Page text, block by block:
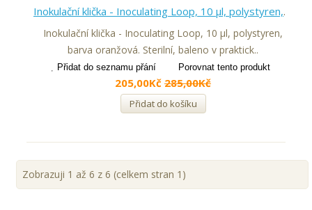
Inokulační klička - Inoculating Loop, 10 µl, polystyren, sterilní, 250 ks (BIOLOGIX)
Inokulační klička - Inoculating Loop, 10 µl, polystyren,
barva oranžová. Sterilní, baleno v praktick..
Přidat do seznamu přání Porovnat tento produkt
205,00Kč 285,00Kč
Přidat do košíku
Zobrazuji 1 až 6 z 6 (celkem stran 1)